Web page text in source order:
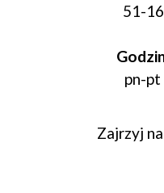
51-
pn-
Zajrzyj